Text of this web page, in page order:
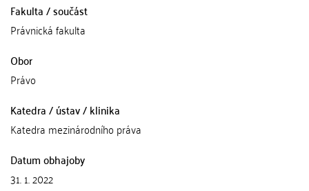
Fakulta / součást
Právnická fakulta
Obor
Právo
Katedra / ústav / klinika
Katedra mezinárodního práva
Datum obhajoby
31. 1. 2022